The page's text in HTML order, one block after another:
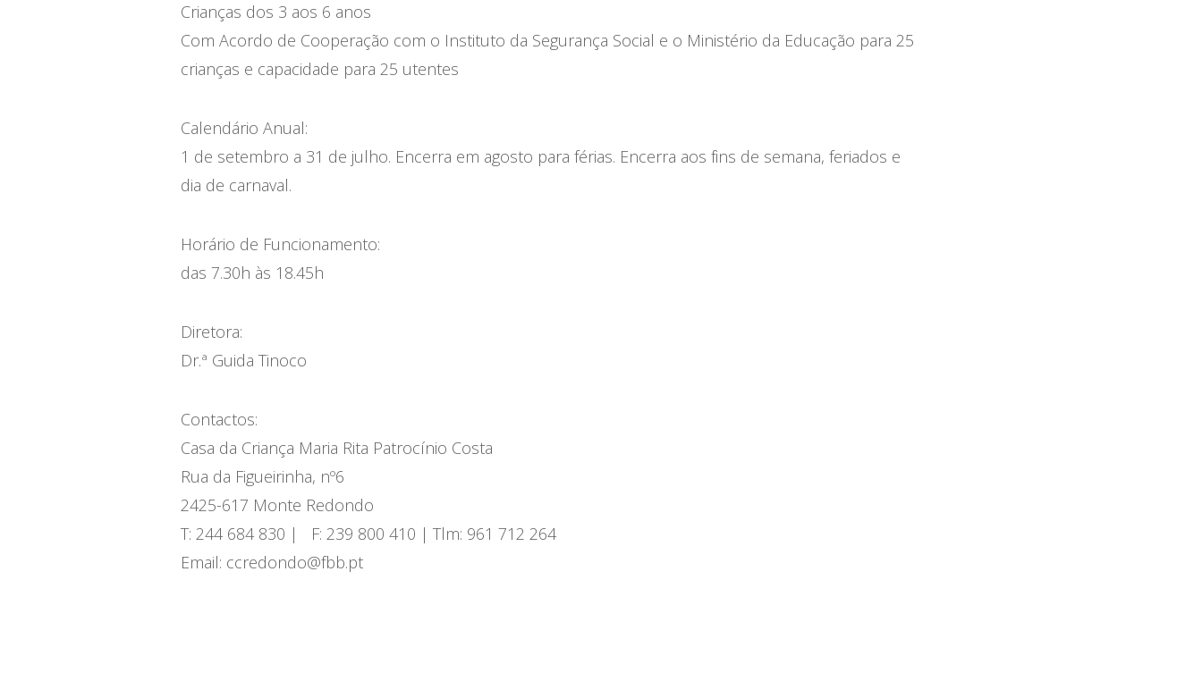
Crianças dos 3 aos 6 anos
Com Acordo de Cooperação com o Instituto da Segurança Social e o Ministério da Educação para 25
crianças e capacidade para 25 utentes
Calendário Anual:
1 de setembro a 31 de julho. Encerra em agosto para férias. Encerra aos fins de semana, feriados e
dia de carnaval.
Horário de Funcionamento:
das 7.30h às 18.45h
Diretora:
Dr.ª Guida Tinoco
Contactos:
Casa da Criança Maria Rita Patrocínio Costa
Rua da Figueirinha, nº6
2425-617 Monte Redondo
T: 244 684 830 |
F: 239 800 410 | Tlm: 961 712 264
Email: ccredondo@fbb.pt